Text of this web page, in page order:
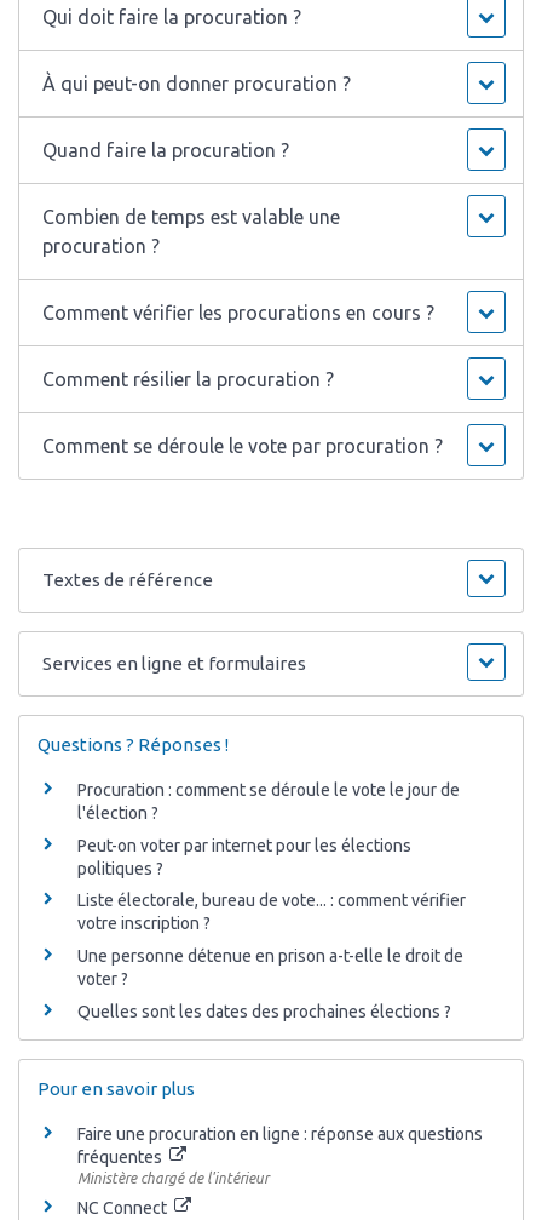
Qui doit faire la procuration ?
À qui peut-on donner procuration ?
Quand faire la procuration ?
Combien de temps est valable une
procuration ?
Comment vérifier les procurations en cours ?
Comment résilier la procuration ?
Comment se déroule le vote par procuration ?
Textes de référence
Services en ligne et formulaires
Questions ? Réponses !
Procuration : comment se déroule le vote le jour de
l'élection ?
Peut-on voter par internet pour les élections
politiques ?
Liste électorale, bureau de vote... : comment vérifier
votre inscription ?
Une personne détenue en prison a-t-elle le droit de
voter ?
Quelles sont les dates des prochaines élections ?
Pour en savoir plus
Faire une procuration en ligne : réponse aux questions
fréquentes
Ministère chargé de l'intérieur
NC Connect